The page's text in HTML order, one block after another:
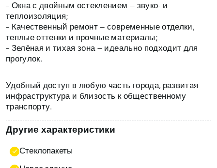
– Окна с двойным остеклением — звуко- и
теплоизоляция;
– Качественный ремонт — современные отделки,
теплые оттенки и прочные материалы;
– Зелёная и тихая зона — идеально подходит для
прогулок.
Удобный доступ в любую часть города, развитая
инфраструктура и близость к общественному
транспорту.
Другие характеристики
Стеклопакеты